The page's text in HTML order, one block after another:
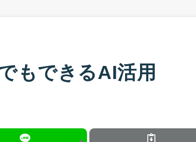
もできるAI活用